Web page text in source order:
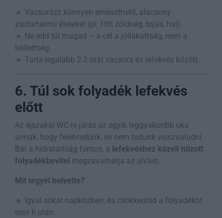
🔹 Vacsorázz könnyen emészthető, alacsony
zsírtartalmú ételeket (pl. főtt zöldség, tojás, hal).
🔹 Ne edd túl magad – a cél a jóllakottság, nem a
telítettség.
🔹 Tarts legalább 2-3 órát vacsora és lefekvés között.
6. Túl sok folyadék lefekvés
előtt
Az éjszakai WC-re járás az egyik leggyakoribb oka
annak, hogy felébredünk, és nem tudunk visszaaludni.
Bár a hidratáltság fontos, a lefekvéshez közeli túlzott
folyadékbevitel megzavarhatja az alvást.
Mit tegyél helyette?
🔹 Igyál sokat napközben, és csökkentsd a folyadékot
este 6 után.